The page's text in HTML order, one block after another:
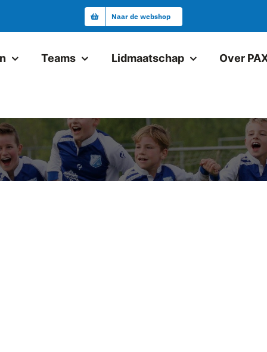
Naar de webshop
Teams
Pax VR18+1
Pax JO17-1
Lidmaatschap Over